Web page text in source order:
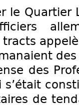
le Quartier
des
s’était
de